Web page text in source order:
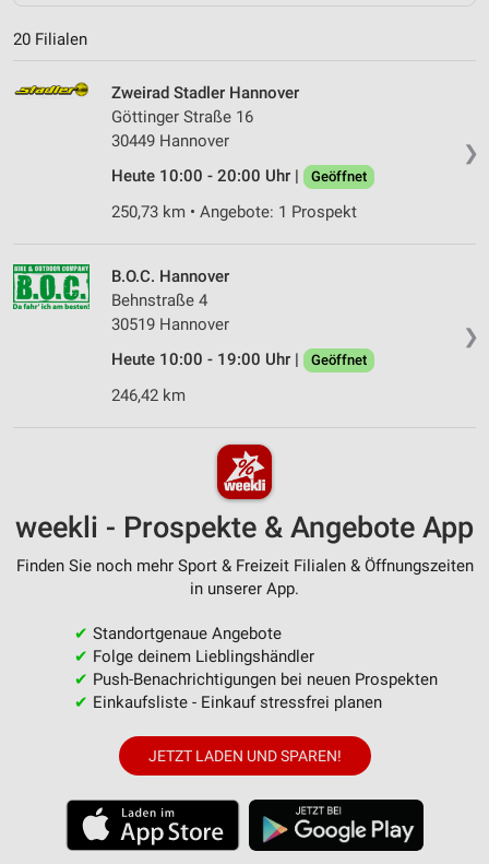
20 Filialen
❯
Zweirad Stadler Hannover
Göttinger Straße 16
30449 Hannover
Heute 10:00 - 20:00 Uhr |
Geöffnet
250,73 km • Angebote: 1 Prospekt
❯
B.O.C. Hannover
Behnstraße 4
30519 Hannover
Heute 10:00 - 19:00 Uhr |
Geöffnet
246,42 km
weekli - Prospekte & Angebote App
Finden Sie noch mehr Sport & Freizeit Filialen & Öffnungszeiten
in unserer App.
✔ Standortgenaue Angebote
✔ Folge deinem Lieblingshändler
✔ Push-Benachrichtigungen bei neuen Prospekten
✔ Einkaufsliste - Einkauf stressfrei planen
JETZT LADEN UND SPAREN!